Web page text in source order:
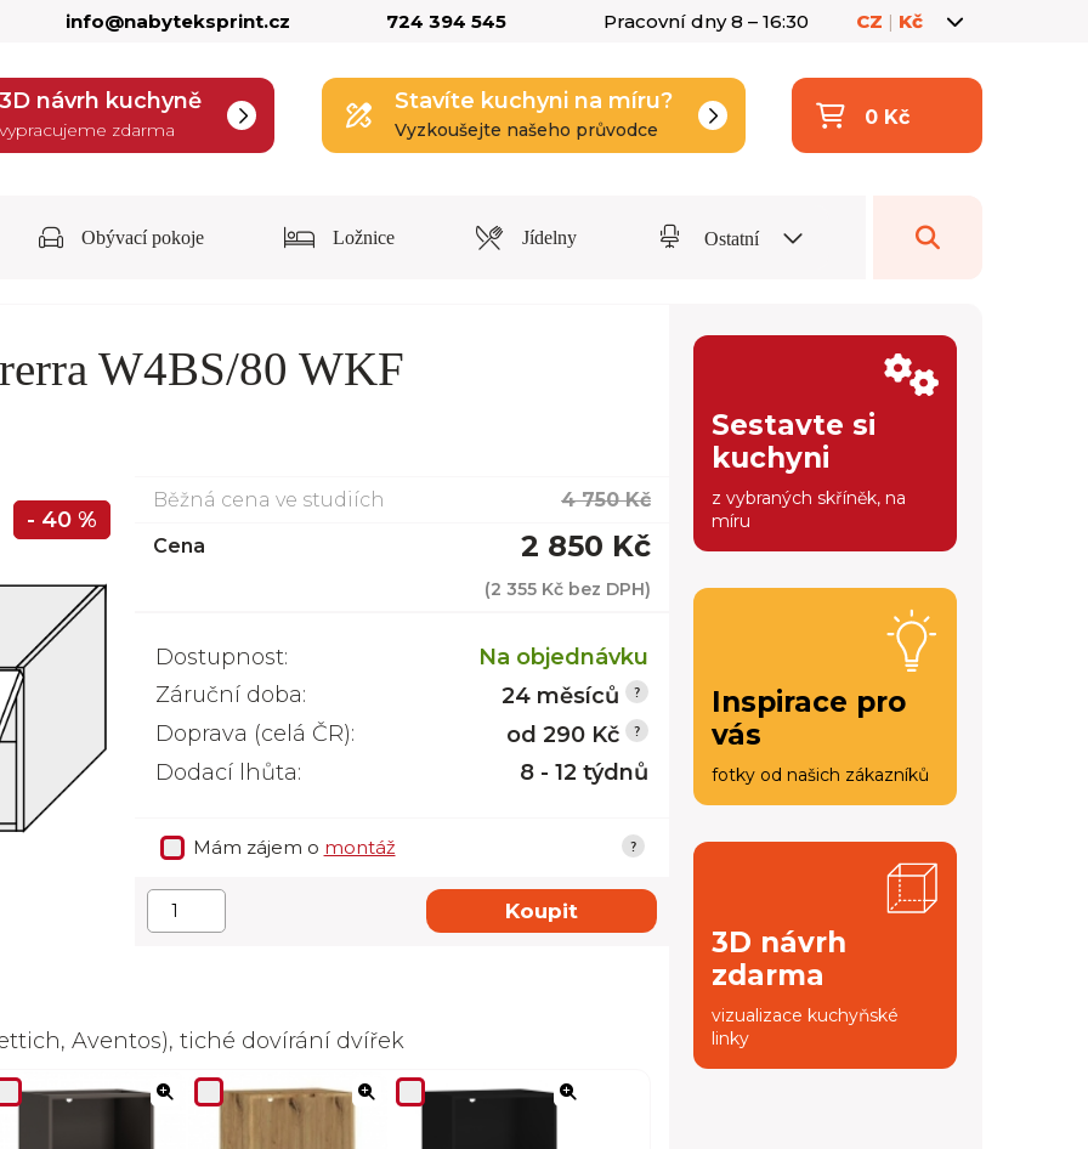
info@nabyteksprint.cz 724 394 545 Pracovní dny 8 – 16:30 CZ | Kč
3D návrh kuchyně
vypracujeme zdarma
Stavíte kuchyni na míru?
Vyzkoušejte našeho průvodce
0 Kč
Obývací pokoje Ložnice Jídelny Ostatní
W4BS/80 WKF
- 40 %
Běžná cena ve studiích
4 750 Kč
Cena
2 850 Kč
(2 355 Kč bez DPH)
Dostupnost:
Na objednávku
Záruční doba:
24 měsíců
Doprava (celá ČR):
od 290 Kč
Dodací lhůta:
8 - 12 týdnů
Mám zájem o montáž
Koupit
Aventos), tiché dovírání dvířek
Sestavte si
kuchyni
z vybraných skříněk, na
míru
Inspirace pro
vás
fotky od našich zákazníků
3D návrh
zdarma
vizualizace kuchyňské
linky